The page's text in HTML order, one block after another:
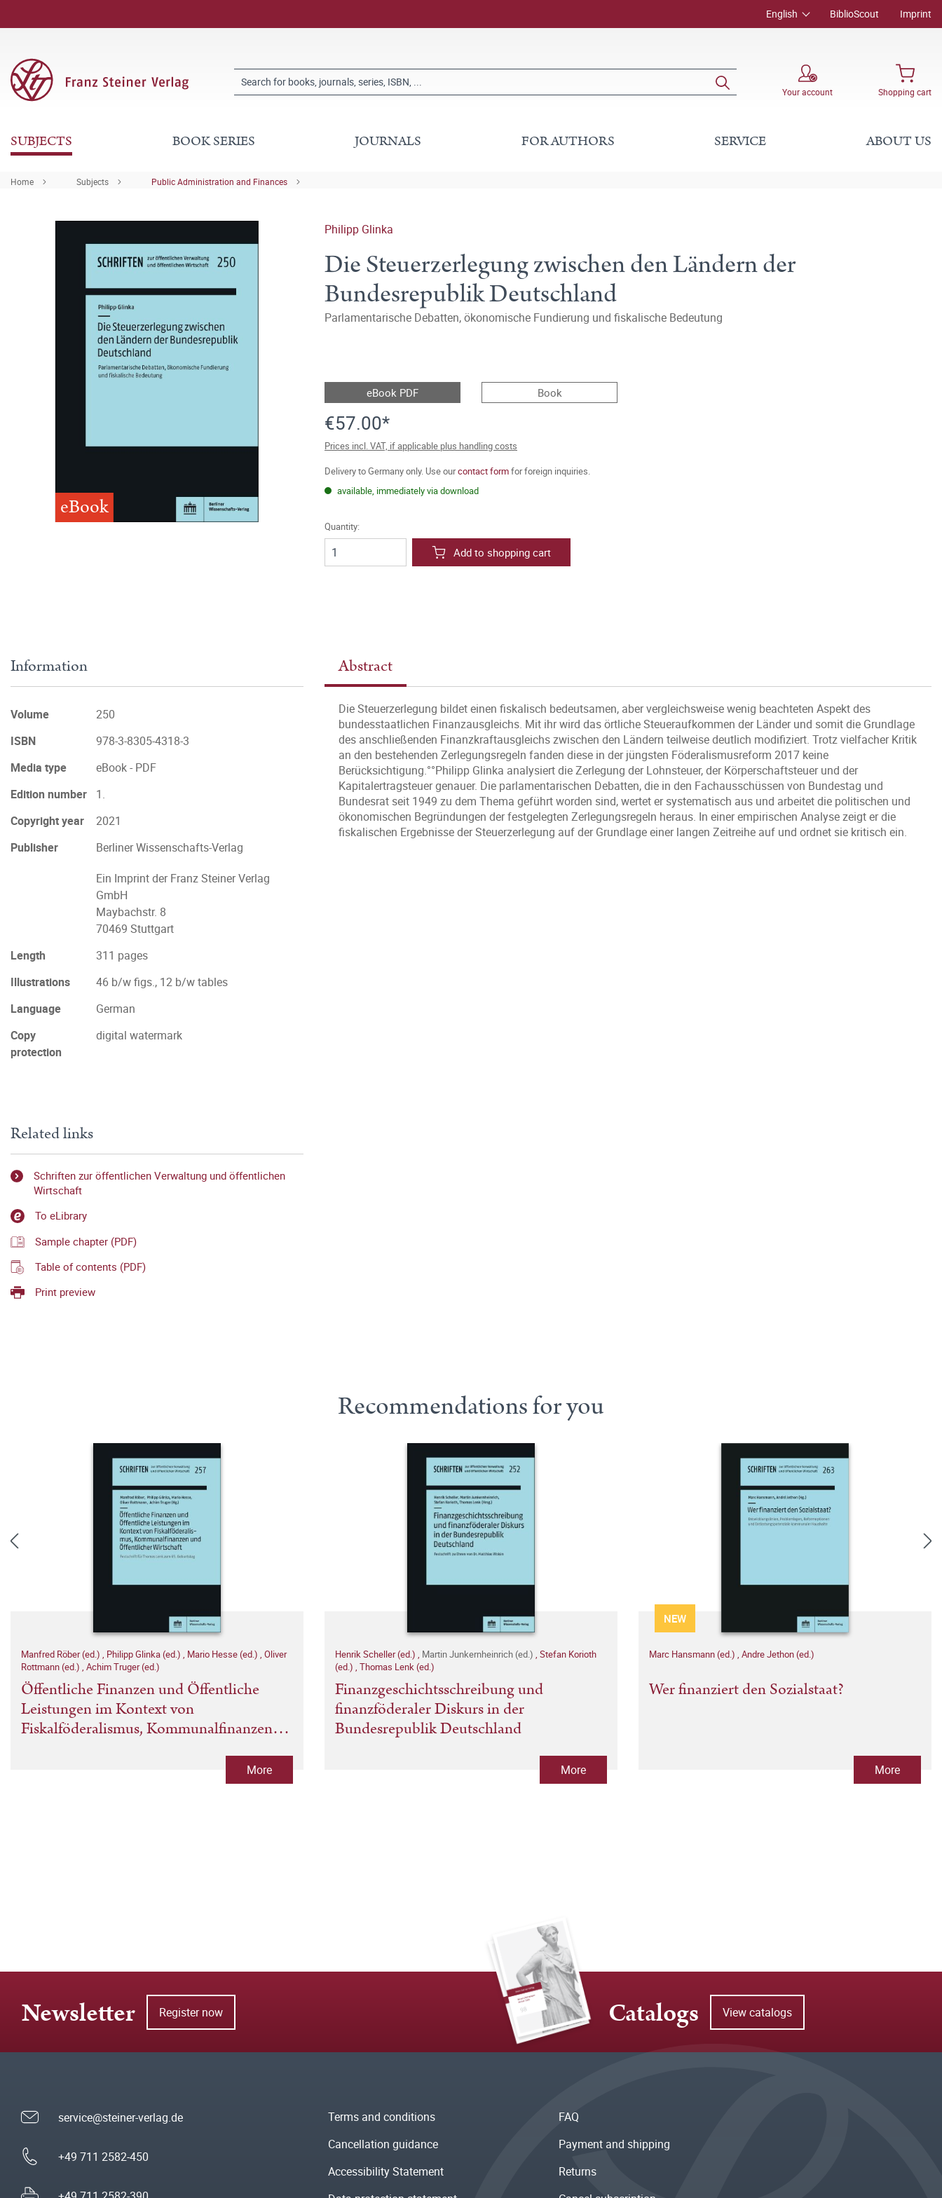
English BiblioScout Imprint
Your account Shopping cart
SUBJECTS BOOK SERIES JOURNALS FOR AUTHORS SERVICE ABOUT US
Home Subjects Public Administration and Finances
eBook
Philipp Glinka
Die Steuerzerlegung zwischen den Ländern der
Bundesrepublik Deutschland
Parlamentarische Debatten, ökonomische Fundierung und fiskalische Bedeutung
eBook PDF Book
€57.00*
Prices incl. VAT, if applicable plus handling costs
Delivery to Germany only. Use ourcontact formfor foreign inquiries.
available, immediately via download
Quantity:
Add to shopping cart
Abstract
Die Steuerzerlegung bildet einen fiskalisch bedeutsamen, aber vergleichsweise wenig beachteten Aspekt des
bundesstaatlichen Finanzausgleichs. Mit ihr wird das örtliche Steueraufkommen der Länder und somit die Grundlage
des anschließenden Finanzkraftausgleichs zwischen den Ländern teilweise deutlich modifiziert. Trotz vielfacher Kritik
an den bestehenden Zerlegungsregeln fanden diese in der jüngsten Föderalismusreform 2017 keine
Berücksichtigung.°°Philipp Glinka analysiert die Zerlegung der Lohnsteuer, der Körperschaftsteuer und der
Kapitalertragsteuer genauer. Die parlamentarischen Debatten, die in den Fachausschüssen von Bundestag und
Bundesrat seit 1949 zu dem Thema geführt worden sind, wertet er systematisch aus und arbeitet die politischen und
ökonomischen Begründungen der festgelegten Zerlegungsregeln heraus. In einer empirischen Analyse zeigt er die
fiskalischen Ergebnisse der Steuerzerlegung auf der Grundlage einer langen Zeitreihe auf und ordnet sie kritisch ein.
Information
Volume
250
ISBN
978-3-8305-4318-3
Media type
eBook - PDF
Edition number
1.
Copyright year
2021
Publisher
Berliner Wissenschafts-Verlag
Ein Imprint der Franz Steiner Verlag
GmbH
Maybachstr. 8
70469 Stuttgart
Length
311 pages
Illustrations
46 b/w figs., 12 b/w tables
Language
German
Copy
protection
digital watermark
Related links
Schriften zur öffentlichen Verwaltung und öffentlichen
Wirtschaft
To eLibrary
Sample chapter (PDF)
Table of contents (PDF)
Print preview
Recommendations for you
Manfred Röber (ed.) , Philipp Glinka (ed.) , Mario Hesse (ed.) , Oliver
Rottmann (ed.) , Achim Truger (ed.)
Öffentliche Finanzen und Öffentliche
Leistungen im Kontext von
Fiskalföderalismus, Kommunalfinanzen
More
Henrik Scheller (ed.) , Martin Junkernheinrich (ed.) , Stefan Korioth
(ed.) , Thomas Lenk (ed.)
Finanzgeschichtsschreibung und
finanzföderaler Diskurs in der
Bundesrepublik Deutschland
More
NEW
Marc Hansmann (ed.) , Andre Jethon (ed.)
Wer finanziert den Sozialstaat?
More
Newsletter Register now Catalogs View catalogs
service@steiner-verlag.de
+49 711 2582-450
Terms and conditions
Cancellation guidance
Accessibility Statement
FAQ
Payment and shipping
Returns